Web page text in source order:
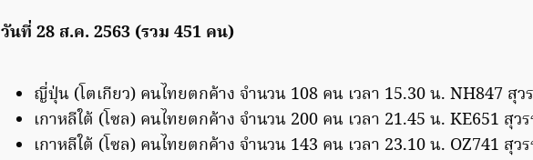
วันที่ 28 ส.ค. 2563 (รวม 451 คน)
ญี่ปุ่น (โตเกียว) คนไทยตกค้าง จำนวน 108 คน เวลา 15.30 น. NH847 สุ
เกาหลีใต้ (โซล) คนไทยตกค้าง จำนวน 200 คน เวลา 21.45 น. KE651 สุ
เกาหลีใต้ (โซล) คนไทยตกค้าง จำนวน 143 คน เวลา 23.10 น. OZ741 สุ